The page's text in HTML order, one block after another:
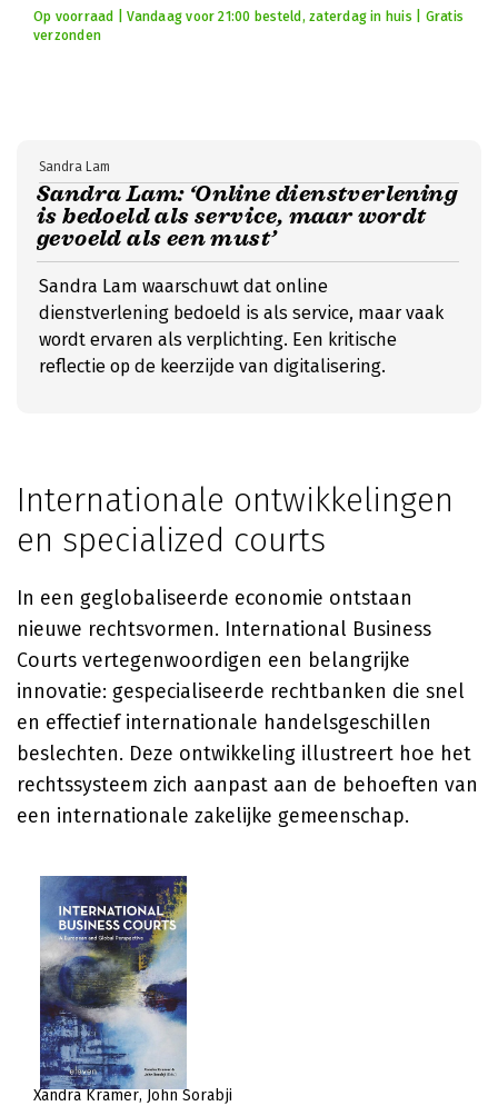
Op voorraad | Vandaag voor 21:00 besteld, zaterdag in huis | Gratis
verzonden
Sandra Lam: ‘Online dienstverlening
is bedoeld als service, maar wordt
gevoeld als een must’
Sandra Lam
Sandra Lam waarschuwt dat online
dienstverlening bedoeld is als service, maar vaak
wordt ervaren als verplichting. Een kritische
reflectie op de keerzijde van digitalisering.
Internationale ontwikkelingen
en specialized courts
In een geglobaliseerde economie ontstaan
nieuwe rechtsvormen. International Business
Courts vertegenwoordigen een belangrijke
innovatie: gespecialiseerde rechtbanken die snel
en effectief internationale handelsgeschillen
beslechten. Deze ontwikkeling illustreert hoe het
rechtssysteem zich aanpast aan de behoeften van
een internationale zakelijke gemeenschap.
Xandra Kramer John Sorabji